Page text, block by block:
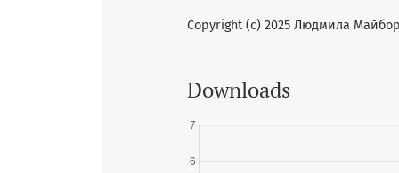
Copyright (c) 2025 Людмила
Downloads